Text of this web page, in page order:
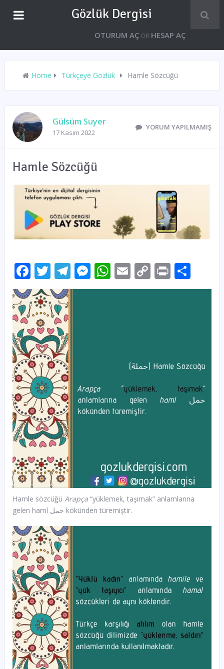
Gözlük Dergisi
OTURUM AÇOR HESAP AÇ
Home Türkçeye Gözlük Hamle Sözcüğü
Gülsüm Suyer
17 Kasım 2022
YORUM YAPILMAMIŞ
Hamle Sözcüğü
Facebook
Twitter
Telegram
Messenger
WhatsApp
Email
Copy
Link
Print
Hamle sözcüğü Arapça“yüklemek, taşımak” anlamlarına
gelen haml حمل kökünden türemiştir.